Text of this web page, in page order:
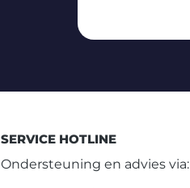
SERVICE HOTLINE
Ondersteuning en advies via: